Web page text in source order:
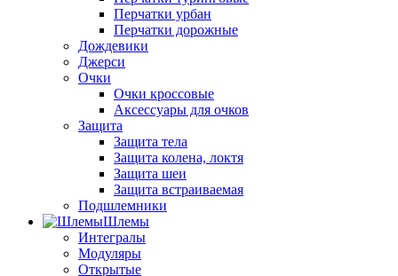
Перчатки урбан
Перчатки дорожные
Дождевики
Джерси
Очки
Очки кроссовые
Аксессуары для очков
Защита
Защита тела
Защита колена, локтя
Защита шеи
Защита встраиваемая
Подшлемники
Шлемы
Интегралы
Модуляры
Открытые